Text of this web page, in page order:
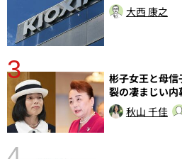
大西 康之
3
彬子女王と母信
裂の凄まじい内
秋山 千佳